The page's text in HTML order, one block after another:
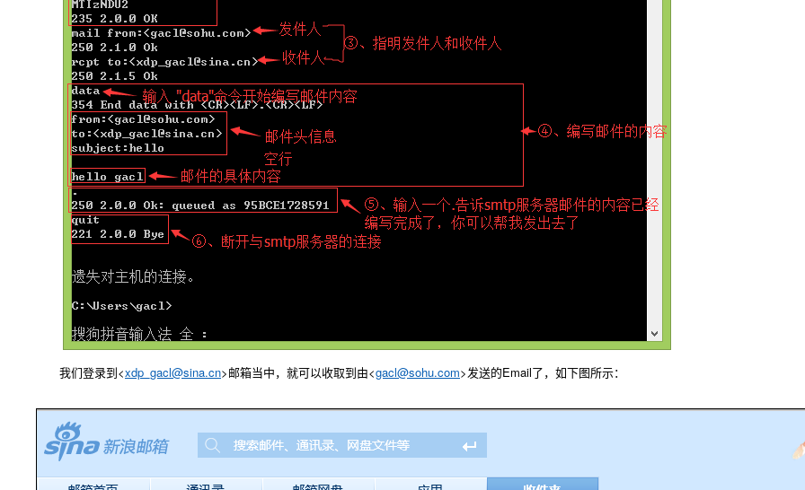
我们登录到<xdp_gacl@sina.cn>邮箱当中，就可以收取到由<gacl@sohu.com>发送的Email了，如下图所示：